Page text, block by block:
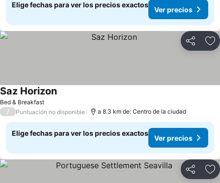
Elige fechas para ver los precios exactos
Ver precios
Compartir
Bed & Breakfast
Saz Horizon
/ Puntuación no disponible a 8.3 km de: Centro de la ciudad
Elige fechas para ver los precios exactos
Ver precios
Compartir